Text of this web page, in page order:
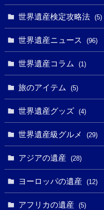
(5)
(18)
(3)
(4)
(2)
(5)
(2)
(1)
(1)
(27)
(10)(9)
(3)
(5)
(19)
(8)
世界遺産検定攻略法 (5)
世界遺産ニュース (96)
世界遺産コラム (1)
旅のアイテム (5)
世界遺産グッズ (4)
世界遺産級グルメ (29)
アジアの遺産 (28)
(1)
ヨーロッパの遺産 (12)
(2)
アフリカの遺産 (5)